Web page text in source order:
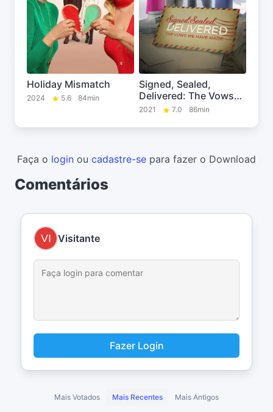
Holiday Mismatch
2024 5.6 84min
Signed, Sealed,
Delivered: The Vows
We Have Made
2021 7.0 86min
Faça o login ou cadastre-se para fazer o Download
Comentários
Visitante
Fazer Login
Mais Votados Mais Recentes Mais Antigos